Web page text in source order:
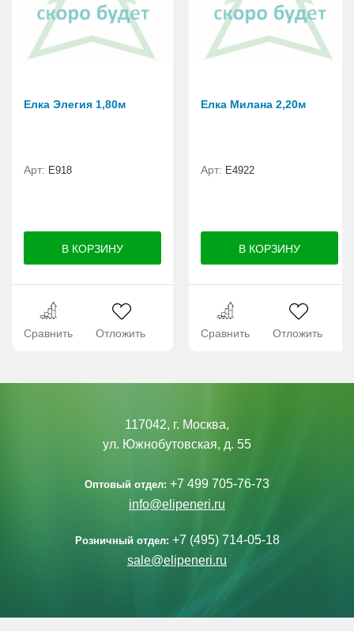
Елка Элегия 1,80м
Арт: E918
Сравнить Отложить
Елка Милана 2,20м
Арт: Е4922
Сравнить Отложить
117042, г. Москва,
ул. Южнобутовская, д. 55
Оптовый отдел: +7 499 705-76-73
info@elipeneri.ru
Розничный отдел: +7 (495) 714-05-18
sale@elipeneri.ru